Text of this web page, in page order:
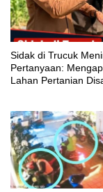
‎Sidak di Trucuk
Pertanyaan:
Lahan Pertanian